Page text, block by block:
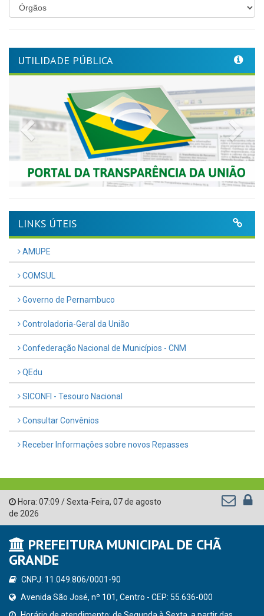
UTILIDADE PÚBLICA
Previous
LINKS ÚTEIS
AMUPE
COMSUL
Governo de Pernambuco
Controladoria-Geral da União
Confederação Nacional de Municípios - CNM
QEdu
SICONFI - Tesouro Nacional
Consultar Convênios
Receber Informações sobre novos Repasses
Hora: 07:09 /Sexta-Feira, 07 de agosto
de 2026
PREFEITURA MUNICIPAL DE CHÃ
GRANDE
CNPJ: 11.049.806/0001-90
Avenida São José, nº 101, Centro - CEP: 55.636-000